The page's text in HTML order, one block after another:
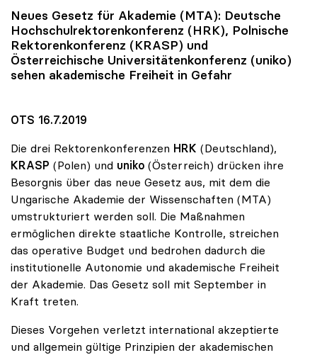
Neues Gesetz für Akademie (MTA): Deutsche
Hochschulrektorenkonferenz (HRK), Polnische
Rektorenkonferenz (KRASP) und
Österreichische Universitätenkonferenz (uniko)
sehen akademische Freiheit in Gefahr
OTS 16.7.2019
Die drei Rektorenkonferenzen HRK (Deutschland),
KRASP (Polen) und uniko (Österreich) drücken ihre
Besorgnis über das neue Gesetz aus, mit dem die
Ungarische Akademie der Wissenschaften (MTA)
umstrukturiert werden soll. Die Maßnahmen
ermöglichen direkte staatliche Kontrolle, streichen
das operative Budget und bedrohen dadurch die
institutionelle Autonomie und akademische Freiheit
der Akademie. Das Gesetz soll mit September in
Kraft treten.
Dieses Vorgehen verletzt international akzeptierte
und allgemein gültige Prinzipien der akademischen